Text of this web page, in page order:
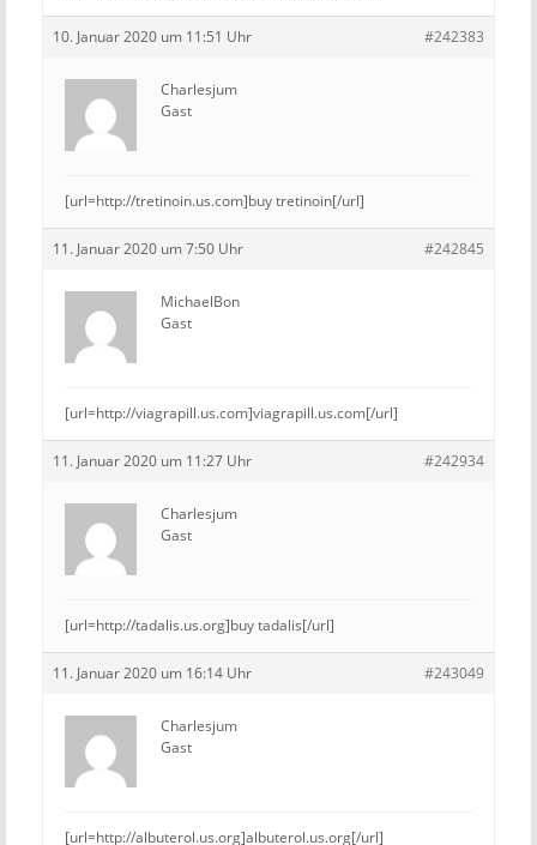
10. Januar 2020 um 11:51 Uhr #242383
Charlesjum
Gast
[url=http://tretinoin.us.com]buy tretinoin[/url]
11. Januar 2020 um 7:50 Uhr #242845
MichaelBon
Gast
[url=http://viagrapill.us.com]viagrapill.us.com[/url]
11. Januar 2020 um 11:27 Uhr #242934
Charlesjum
Gast
[url=http://tadalis.us.org]buy tadalis[/url]
11. Januar 2020 um 16:14 Uhr #243049
Charlesjum
Gast
[url=http://albuterol.us.org]albuterol.us.org[/url]